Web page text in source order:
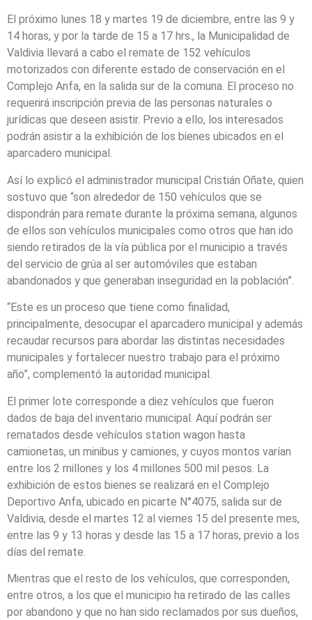
El próximo lunes 18 y martes 19 de diciembre, entre las 9 y
14 horas, y por la tarde de 15 a 17 hrs., la Municipalidad de
Valdivia llevará a cabo el remate de 152 vehículos
motorizados con diferente estado de conservación en el
Complejo Anfa, en la salida sur de la comuna. El proceso no
requerirá inscripción previa de las personas naturales o
jurídicas que deseen asistir. Previo a ello, los interesados
podrán asistir a la exhibición de los bienes ubicados en el
aparcadero municipal.
Así lo explicó el administrador municipal Cristián Oñate, quien
sostuvo que “son alrededor de 150 vehículos que se
dispondrán para remate durante la próxima semana, algunos
de ellos son vehículos municipales como otros que han ido
siendo retirados de la vía pública por el municipio a través
del servicio de grúa al ser automóviles que estaban
abandonados y que generaban inseguridad en la población”.
“Este es un proceso que tiene como finalidad,
principalmente, desocupar el aparcadero municipal y además
recaudar recursos para abordar las distintas necesidades
municipales y fortalecer nuestro trabajo para el próximo
año”, complementó la autoridad municipal.
El primer lote corresponde a diez vehículos que fueron
dados de baja del inventario municipal. Aquí podrán ser
rematados desde vehículos station wagon hasta
camionetas, un minibus y camiones, y cuyos montos varían
entre los 2 millones y los 4 millones 500 mil pesos. La
exhibición de estos bienes se realizará en el Complejo
Deportivo Anfa, ubicado en picarte N°4075, salida sur de
Valdivia, desde el martes 12 al viernes 15 del presente mes,
entre las 9 y 13 horas y desde las 15 a 17 horas, previo a los
días del remate.
Mientras que el resto de los vehículos, que corresponden,
entre otros, a los que el municipio ha retirado de las calles
por abandono y que no han sido reclamados por sus dueños,